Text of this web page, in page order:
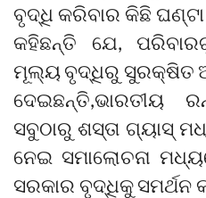
ବୃଦ୍ଧି କରିବାର କିଛି
କହିଛନ୍ତି ଯେ,
ମୂଲ୍ୟ ବୃଦ୍ଧିରୁ ସୁରକ୍ଷିତ
ଦେଇଛନ୍ତି,ଭାରତୀୟ
ସବୁଠାରୁ ଶସ୍ତା ଗ୍ୟାସ୍
ନେଇ ସମାଲୋଚନା
ସରକାର ବୃଦ୍ଧିକୁ ସମର୍ଥନ